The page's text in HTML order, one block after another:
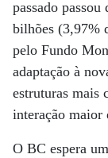
passado
bilhões (3,97%
pelo Fundo
adaptação à
estruturas mais
interação maior
O BC espera